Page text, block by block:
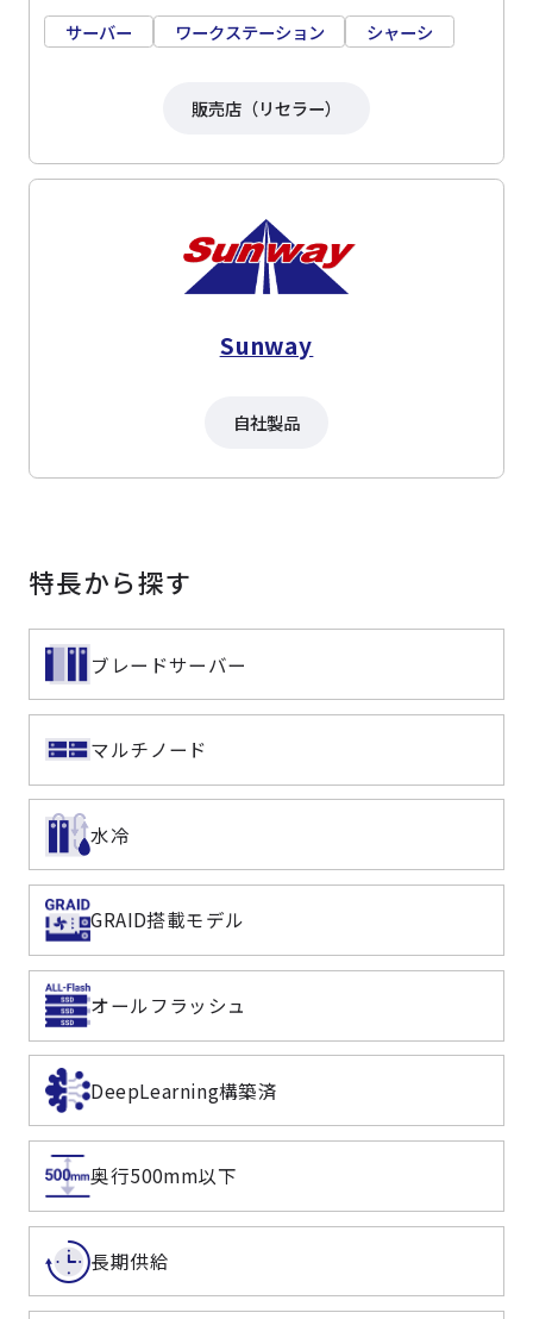
サーバー ワークステーション シャーシ
販売店（リセラー）
Sunway
自社製品
特長から探す
ブレードサーバー
マルチノード
水冷
GRAID搭載モデル
オールフラッシュ
DeepLearning構築済
奥行500mm以下
長期供給